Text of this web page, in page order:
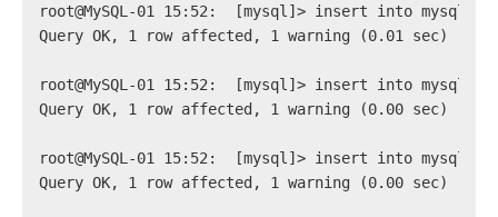
root@MySQL-01 15:52:  [mysql]> insert
Query OK, 1 row affected, 1 warning (0.01 sec)
root@MySQL-01 15:52:  [mysql]> insert
Query OK, 1 row affected, 1 warning (0.00 sec)
root@MySQL-01 15:52:  [mysql]> insert
Query OK, 1 row affected, 1 warning (0.00 sec)